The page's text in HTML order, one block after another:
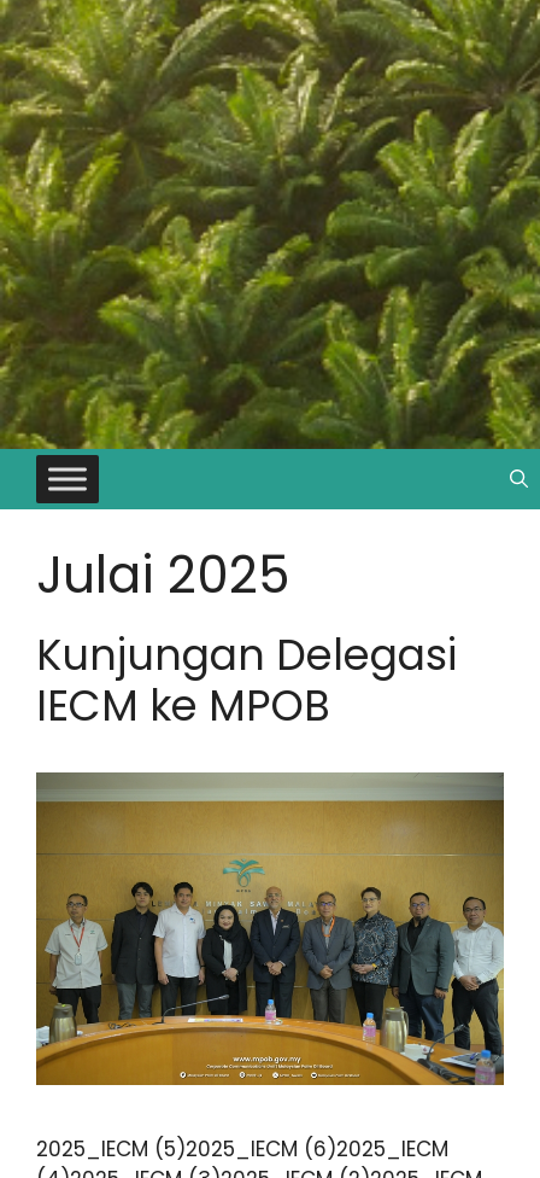
Julai 2025
Kunjungan Delegasi
IECM ke MPOB
2025_IECM (5)2025_IECM (6)2025_IECM